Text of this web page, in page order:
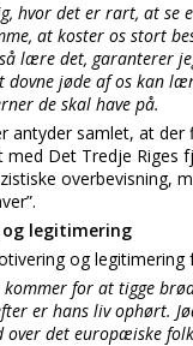
hvor det er rart, at se
at koster os stort
lære det, garanterer
dovne jøde af os kan
de skal have på.
antyder samlet, at
Det Tredje
overbevisning,
legitimering
og legitimering
kommer for at tigge
er hans liv ophørt.
over det europæiske